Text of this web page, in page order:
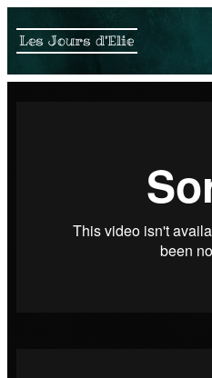
Les Jours d'Elie